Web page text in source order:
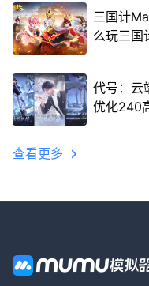
三国计
么玩三国
代号：云
优化240
查看更多